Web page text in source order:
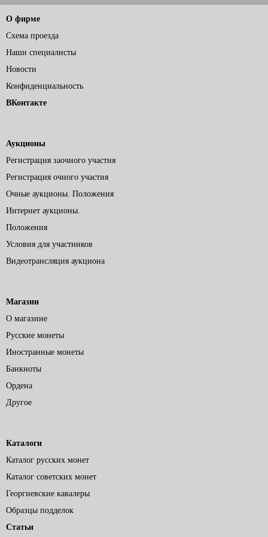
О фирме
Схема проезда
Наши специалисты
Новости
Конфиденциальность
ВКонтакте
Аукционы
Регистрация заочного участия
Регистрация очного участия
Очные аукционы. Положения
Интернет аукционы.
Положения
Условия для участников
Видеотрансляция аукциона
Магазин
О магазине
Русские монеты
Иностранные монеты
Банкноты
Ордена
Другое
Каталоги
Каталог русских монет
Каталог советских монет
Георгиевские кавалеры
Образцы подделок
Статьи